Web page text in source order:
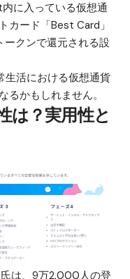
に入っている仮想通
カード「Best Card 」
ークンで還元される設
活における仮想通貨
るかもしれません。
は？実用性と
は、9万2,000人の登